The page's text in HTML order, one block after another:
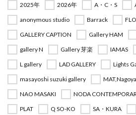
2025年
2026年 A・C・S
anonymous studio
Barrack
GALLERY CAPTION
Gallery HAM
gallery N
Gallery 芽楽 IAMAS
L gallery
LAD GALLERY
Lights
masayoshi suzuki gallery
MAT,Nagoya
NAO MASAKI
NODA
PLAT
Q SO-KO SA・KURA